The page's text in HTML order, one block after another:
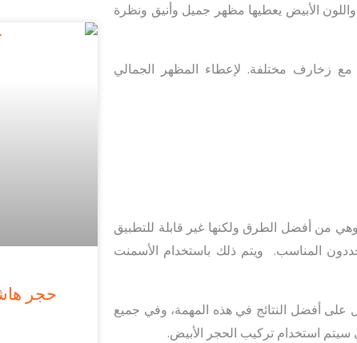
الأبيض يعطيها مظهر جميل وأنيق ونظرة
زخارف مختلفة. لإعطاء المظهر الجمالي
من أفضل الطرق ولكنها غير قابلة للتطبيق
المناسب. ويتم ذلك باستخدام الأسمنت
على أفضل النتائج في هذه المهمة، وفي جميع
سيتم استخدام تركيب الحجر الأبيض.
حجر